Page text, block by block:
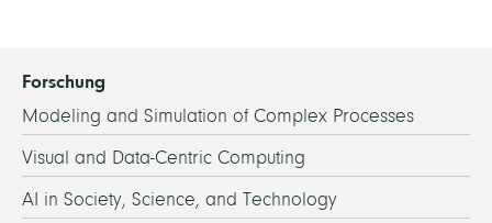
Forschung
Modeling and Simulation of Complex Processes
Visual and Data-Centric Computing
AI in Society, Science, and Technology